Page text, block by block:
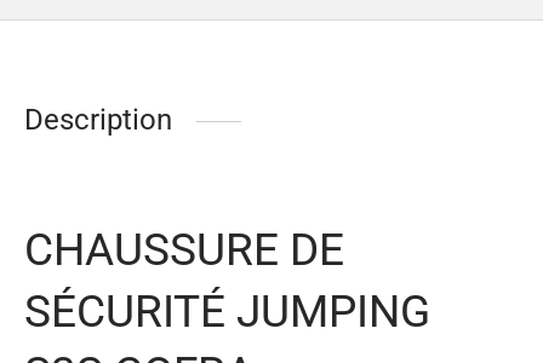
Description
CHAUSSURE DE
SÉCURITÉ JUMPING